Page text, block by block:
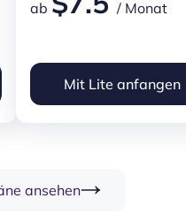
ab / Monat
Mit Lite anfangen
ansehen